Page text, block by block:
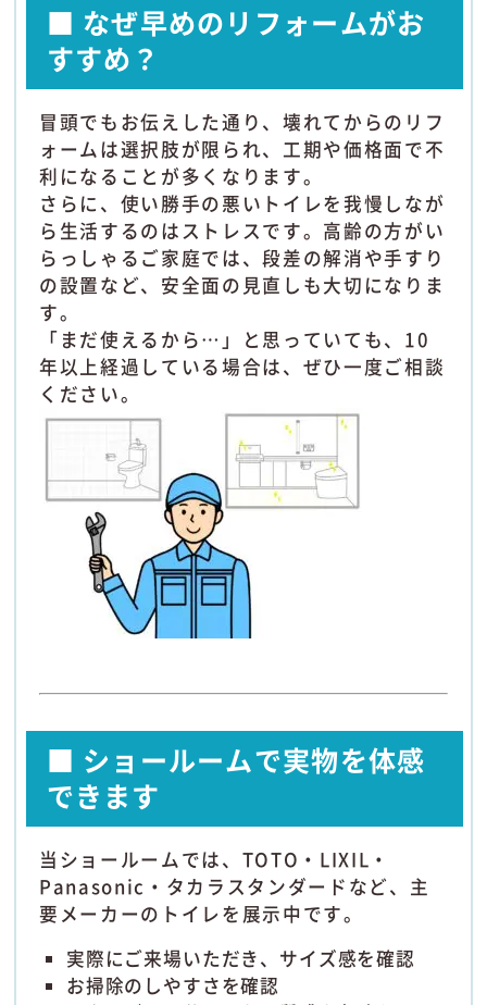
■ なぜ早めのリフォームがお
すすめ？
冒頭でもお伝えした通り、壊れてからのリフ
ォームは選択肢が限られ、工期や価格面で不
利になることが多くなります。
さらに、使い勝手の悪いトイレを我慢しなが
ら生活するのはストレスです。高齢の方がい
らっしゃるご家庭では、段差の解消や手すり
の設置など、安全面の見直しも大切になりま
す。
「まだ使えるから…」と思っていても、10
年以上経過している場合は、ぜひ一度ご相談
ください。
■ ショールームで実物を体感
できます
当ショールームでは、TOTO・LIXIL・
Panasonic・タカラスタンダードなど、主
要メーカーのトイレを展示中です。
実際にご来場いただき、サイズ感を確認
お掃除のしやすさを確認